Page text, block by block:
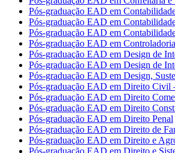
Pós-graduação EAD em
Pós-graduação EAD em
Pós-graduação EAD em
Pós-graduação EAD em
Pós-graduação EAD em Design de
Pós-graduação EAD em Design de
Pós-graduação EAD em Design,
Pós-graduação EAD em Direito Civil
Pós-graduação EAD em Direito
Pós-graduação EAD em Direito
Pós-graduação EAD em Direito Penal
Pós-graduação EAD em Direito de
Pós-graduação EAD em Direito e
Pós-graduação EAD em Direito e